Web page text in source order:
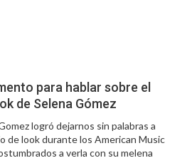
para hablar sobre el
de Selena Gómez
logró dejarnos sin palabras a
de look durante los American Music
a verla con su melena